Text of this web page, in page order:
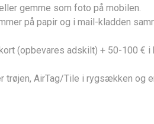
gemme som foto på mobilen.
på papir og i mail-kladden
(opbevares adskilt) + 50-100 €
trøjen, AirTag/Tile i rygsækken og